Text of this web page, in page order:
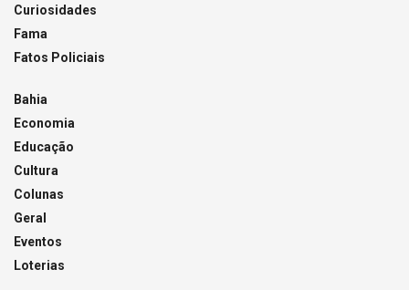
Curiosidades
Fama
Fatos Policiais
Bahia
Economia
Educação
Cultura
Colunas
Geral
Eventos
Loterias